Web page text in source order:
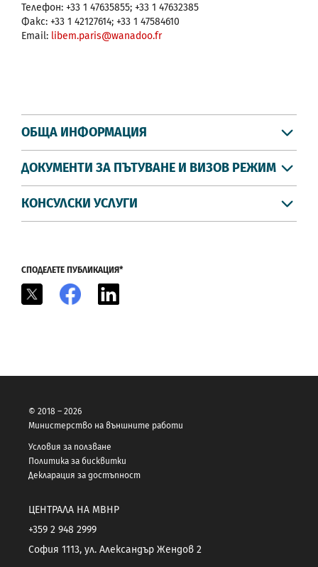
Телефон: +33 1 47635855; +33 1 47632385
Факс: +33 1 42127614; +33 1 47584610
Email: libem.paris@wanadoo.fr
ОБЩА ИНФОРМАЦИЯ
ДОКУМЕНТИ ЗА ПЪТУВАНЕ И ВИЗОВ РЕЖИМ
КОНСУЛСКИ УСЛУГИ
СПОДЕЛЕТЕ ПУБЛИКАЦИЯ*
Facebook
© 2018 – 2026
Министерство на външните работи
Условия за ползване
Политика за бисквитки
Декларация за достъпност
ЦЕНТРАЛА НА МВНР
+359 2 948 2999
София 1113, ул. Александър Жендов 2